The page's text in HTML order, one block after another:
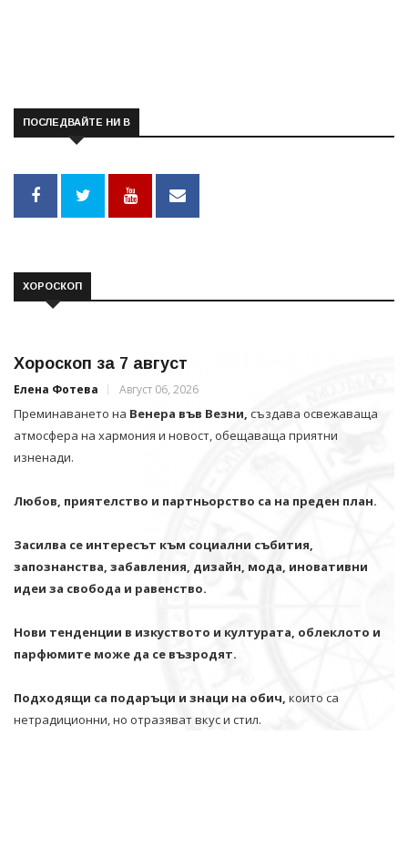
ПОСЛЕДВАЙТЕ НИ В
ХОРОСКОП
Хороскоп за 7 август
Елена Фотева Август 06, 2026
Преминаването на Венера във Везни, създава освежаваща
атмосфера на хармония и новост, обещаваща приятни
изненади.
Любов, приятелство и партньорство са на преден план.
Засилва се интересът към социални събития,
запознанства, забавления, дизайн, мода, иновативни
идеи за свобода и равенство.
Нови тенденции в изкуството и културата, облеклото и
парфюмите може да се възродят.
Подходящи са подаръци и знаци на обич, които са
нетрадиционни, но отразяват вкус и стил.